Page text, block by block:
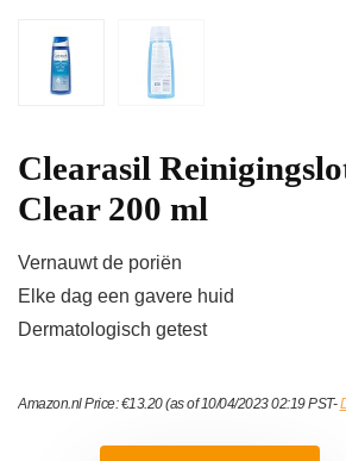
Clearasil
Clear 200 ml
Vernauwt de poriën
Elke dag een gavere huid
Dermatologisch getest
Amazon.nl Price:€13.20(as of 10/04/2023 02:19 PST-